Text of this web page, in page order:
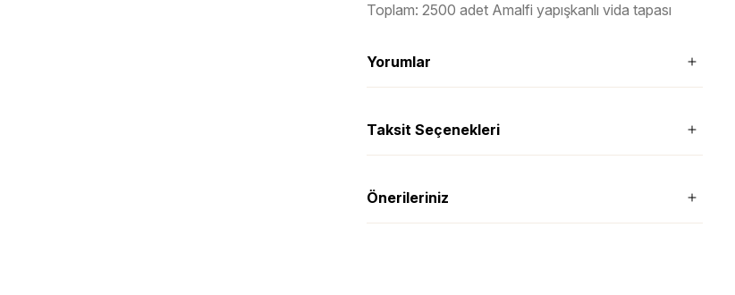
Toplam: 2500 adet Amalfi yapışkanlı vida tapası
Yorumlar
Taksit Seçenekleri
Önerileriniz